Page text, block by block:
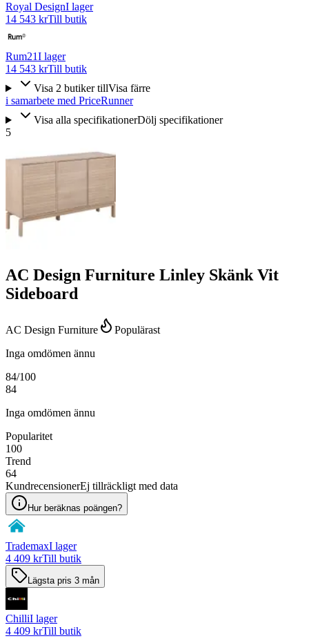
Royal DesignI lager
14 543 krTill butik
Rum21I lager
14 543 krTill butik
Visa 2 butiker tillVisa färre
i samarbete med PriceRunner
Visa alla specifikationerDölj specifikationer
5
AC Design Furniture Linley Skänk Vit
Sideboard
AC Design Furniture
Populärast
Inga omdömen ännu
84/100
84
Inga omdömen ännu
Popularitet
100
Trend
64
KundrecensionerEj tillräckligt med data
Hur beräknas poängen?
TrademaxI lager
4 409 krTill butik
Lägsta pris 3 mån
ChilliI lager
4 409 krTill butik